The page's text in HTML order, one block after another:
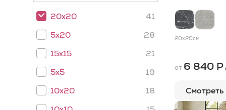
20x20
41
5x20
28
15x15
21
5x5
19
10x20
18
20x20см
от 6 840 Р